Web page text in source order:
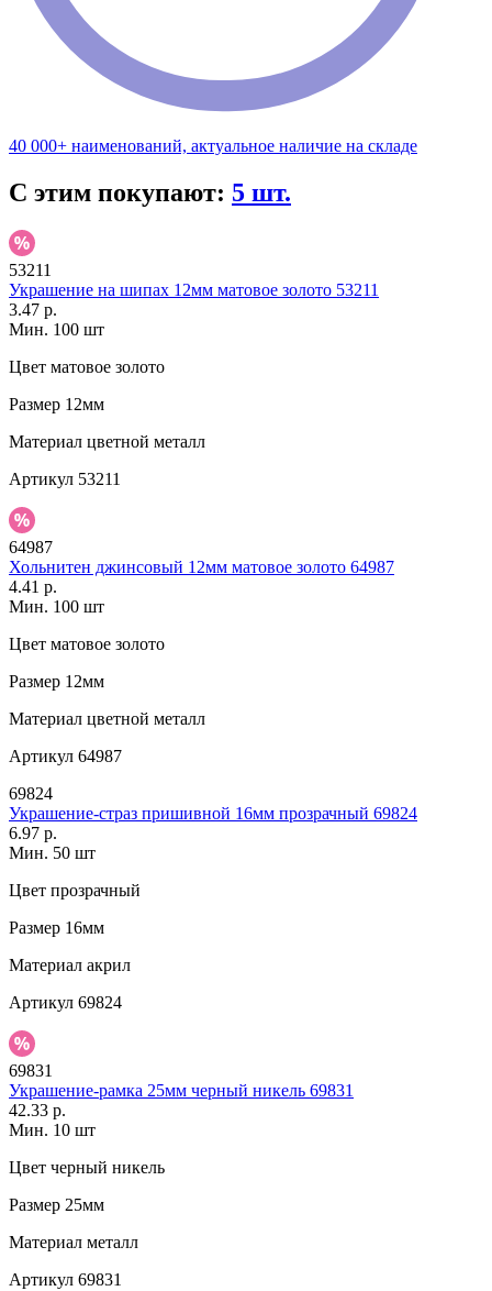
40 000+ наименований, актуальное наличие на складе
С этим покупают: 5 шт.
53211
Украшение на шипах 12мм матовое золото 53211
3.47 р.
Мин. 100 шт
Цвет матовое золото
Размер 12мм
Материал цветной металл
Артикул 53211
64987
Хольнитен джинсовый 12мм матовое золото 64987
4.41 р.
Мин. 100 шт
Цвет матовое золото
Размер 12мм
Материал цветной металл
Артикул 64987
69824
Украшение-страз пришивной 16мм прозрачный 69824
6.97 р.
Мин. 50 шт
Цвет прозрачный
Размер 16мм
Материал акрил
Артикул 69824
69831
Украшение-рамка 25мм черный никель 69831
42.33 р.
Мин. 10 шт
Цвет черный никель
Размер 25мм
Материал металл
Артикул 69831